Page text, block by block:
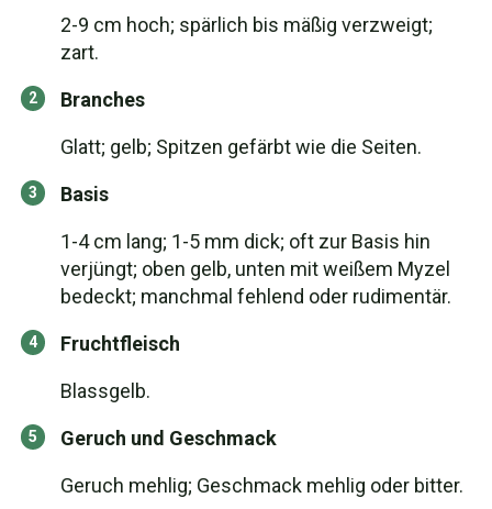
2-9 cm hoch; spärlich bis mäßig verzweigt;
zart.
Branches
Glatt; gelb; Spitzen gefärbt wie die Seiten.
Basis
1-4 cm lang; 1-5 mm dick; oft zur Basis hin
verjüngt; oben gelb, unten mit weißem Myzel
bedeckt; manchmal fehlend oder rudimentär.
Fruchtfleisch
Blassgelb.
Geruch und Geschmack
Geruch mehlig; Geschmack mehlig oder bitter.